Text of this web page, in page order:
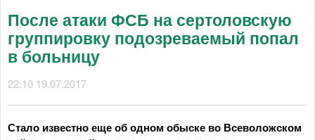
После атаки ФСБ на сертоловскую
группировку подозреваемый попал
в больницу
22:10 19.07.2017
Стало известно еще об одном обыске во Всеволожском